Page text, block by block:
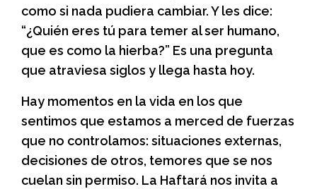
como si nada pudiera cambiar. Y les dice:
“¿Quién eres tú para temer al ser humano,
que es como la hierba?” Es una pregunta
que atraviesa siglos y llega hasta hoy.
Hay momentos en la vida en los que
sentimos que estamos a merced de fuerzas
que no controlamos: situaciones externas,
decisiones de otros, temores que se nos
cuelan sin permiso. La Haftará nos invita a